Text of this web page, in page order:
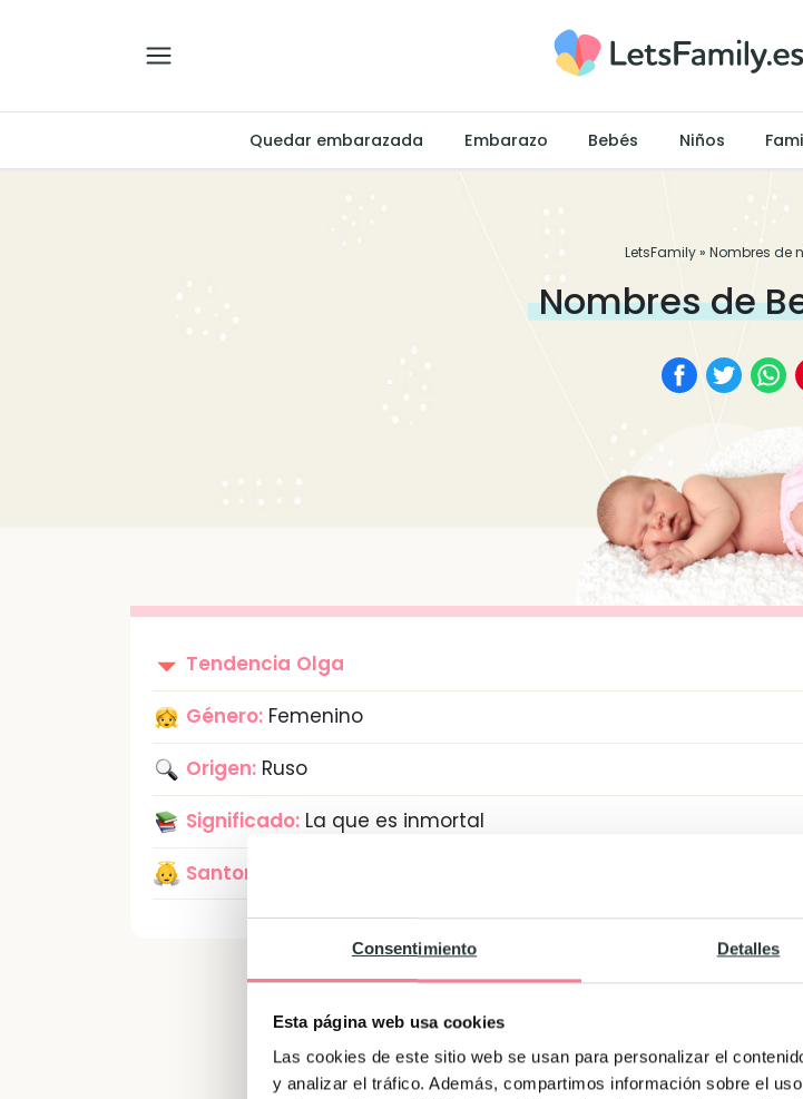
Consentimiento Detalles
Esta página web usa cookies
Las cookies de este sitio web se usan para personalizar el
y analizar el tráfico. Además, compartimos información sobre el
Quedar embarazada Embarazo Bebés Niños
LetsFamily» Nombres de
Nombres de
Tendencia Olga
Género: Femenino
Origen: Ruso
Significado: La que es inmortal
Santoral: